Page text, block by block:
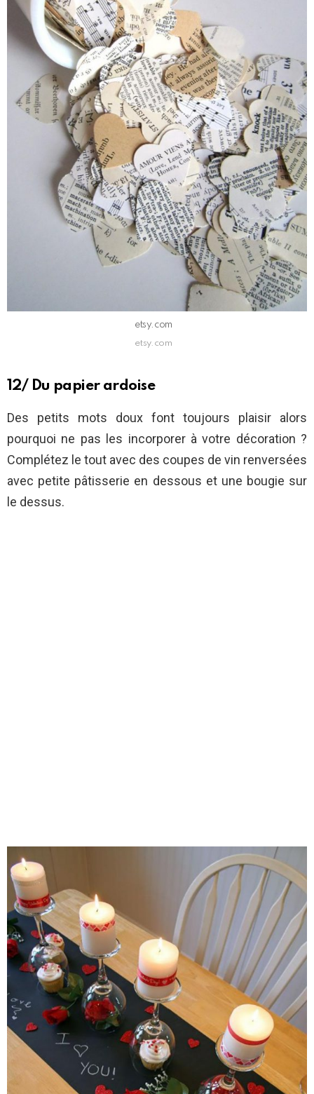
etsy.com
etsy.com
12/ Du papier ardoise
Des petits mots doux font toujours plaisir alors
pourquoi ne pas les incorporer à votre décoration ?
Complétez le tout avec des coupes de vin renversées
avec petite pâtisserie en dessous et une bougie sur
le dessus.